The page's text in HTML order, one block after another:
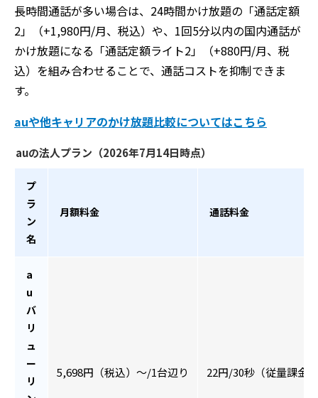
長時間通話が多い場合は、24時間かけ放題の「通話定額
2」（+1,980円/月、税込）や、1回5分以内の国内通話が
かけ放題になる「通話定額ライト2」（+880円/月、税
込）を組み合わせることで、通話コストを抑制できま
す。
auや他キャリアのかけ放題比較についてはこちら
auの法人プラン（2026年7月14日時点）
プ
ラ
ン
名
月額料金 通話料金
a
u
バ
リ
ュ
ー
リ
5,698円（税込）〜/1台辺り 22円/30秒（従量課金）